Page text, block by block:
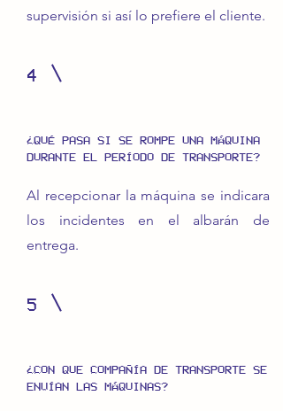
supervisión si así lo prefiere el cliente.
4
¿QUÉ PASA SI SE ROMPE UNA MÁQUINA
DURANTE EL PERÍODO DE TRANSPORTE?
Al recepcionar la máquina se indicara
los incidentes en el albarán de
entrega.
5
¿CON QUE COMPAÑÍA DE TRANSPORTE SE
ENVÍAN LAS MÁQUINAS?